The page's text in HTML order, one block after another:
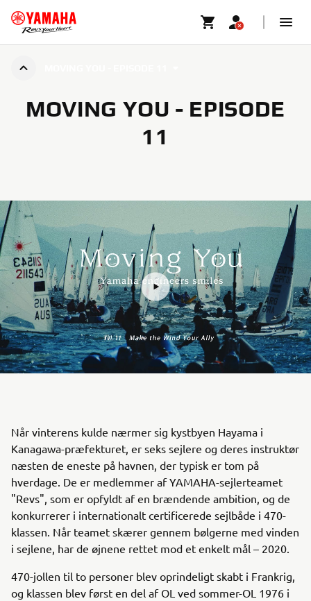
MOVING YOU - EPISODE
11
Når vinterens kulde nærmer sig kystbyen Hayama i
Kanagawa-præfekturet, er seks sejlere og deres instruktør
næsten de eneste på havnen, der typisk er tom på
hverdage. De er medlemmer af YAMAHA-sejlerteamet
"Revs", som er opfyldt af en brændende ambition, og de
konkurrerer i internationalt certificerede sejlbåde i 470-
klassen. Når teamet skærer gennem bølgerne med vinden
i sejlene, har de øjnene rettet mod et enkelt mål – 2020.
470-jollen til to personer blev oprindeligt skabt i Frankrig,
og klassen blev først en del af OL ved sommer-OL 1976 i